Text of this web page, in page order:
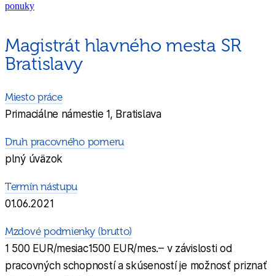
ponuky
Magistrát hlavného mesta SR
Bratislavy
Miesto práce
Primaciálne námestie 1, Bratislava
Druh pracovného pomeru
plný úväzok
Termín nástupu
01.06.2021
Mzdové podmienky (brutto)
1 500 EUR/mesiac1500 EUR/mes.– v závislosti od
pracovných schopností a skúseností je možnosť priznať